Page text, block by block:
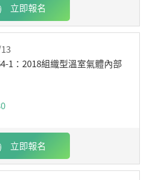
立即報名
1：2018組織型溫室氣體內部
立即報名